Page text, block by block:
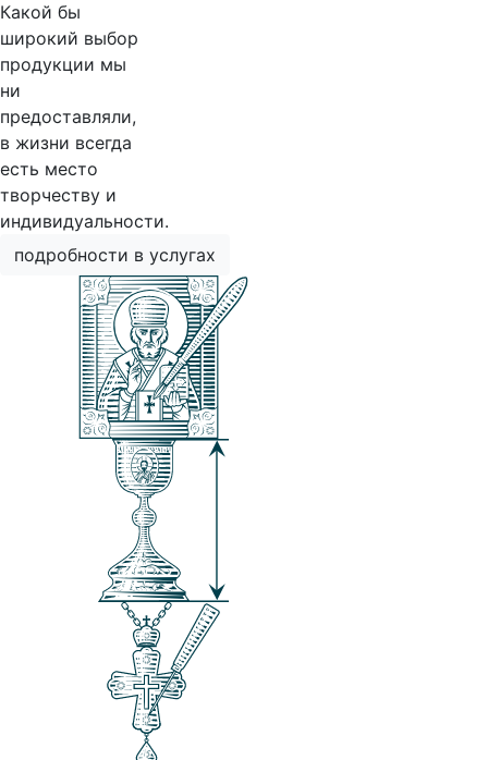
Какой бы
широкий выбор
продукции мы
ни
предоставляли,
в жизни всегда
есть место
творчеству и
индивидуальности.
подробности в услугах